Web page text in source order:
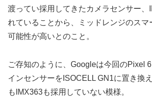
渡ってい採用してきたカメラセンサー、
れていることから、ミッドレンジのスマ
可能性が高いとのこと。
ご存知のように、Googleは今回のPixel
インセンサーをISOCELL GN1に置き換
もIMX363も採用していない模様。